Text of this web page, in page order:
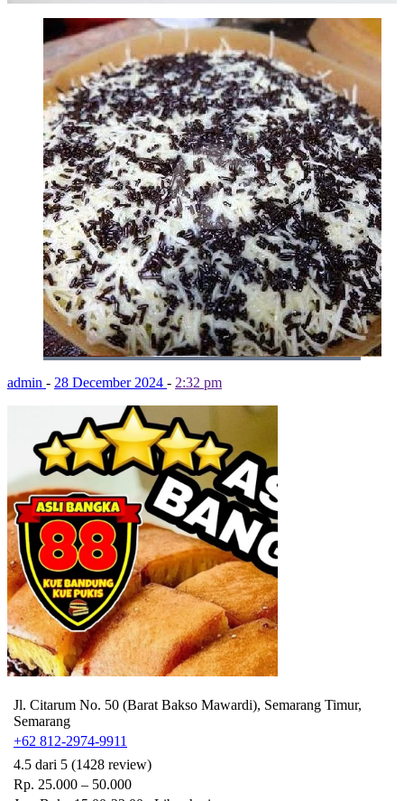
admin - 28 December 2024 - 2:32 pm
Jl. Citarum No. 50 (Barat Bakso Mawardi), Semarang Timur,
Semarang
+62 812-2974-9911
4.5 dari 5 (1428 review)
Rp. 25.000 – 50.000